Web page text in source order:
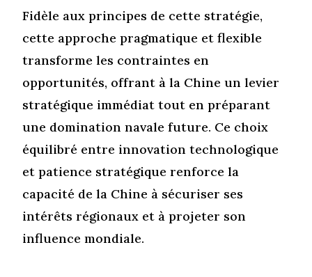
Fidèle aux principes de cette stratégie,
cette approche pragmatique et flexible
transforme les contraintes en
opportunités, offrant à la Chine un levier
stratégique immédiat tout en préparant
une domination navale future. Ce choix
équilibré entre innovation technologique
et patience stratégique renforce la
capacité de la Chine à sécuriser ses
intérêts régionaux et à projeter son
influence mondiale.